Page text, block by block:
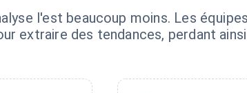
l'est beaucoup moins. Les
extraire des tendances, perdant